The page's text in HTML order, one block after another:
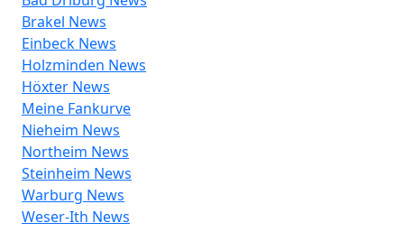
Brakel News
Einbeck News
Holzminden News
Höxter News
Meine Fankurve
Nieheim News
Northeim News
Steinheim News
Warburg News
Weser-Ith News